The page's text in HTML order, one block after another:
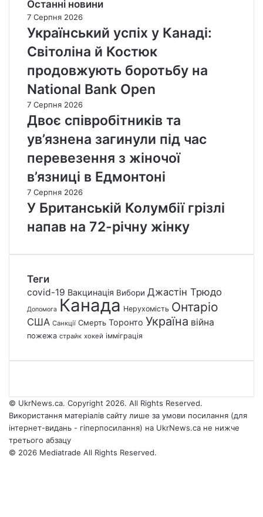
Останні новини
7 Серпня 2026
Український успіх у Канаді:
Світоліна й Костюк
продовжують боротьбу на
National Bank Open
7 Серпня 2026
Двоє співробітників та
ув’язнена загинули під час
перевезення з жіночої
в’язниці в Едмонтоні
7 Серпня 2026
У Британській Колумбії грізлі
напав на 72-річну жінку
Теги
covid-19 Вакцинація Вибори Джастін Трюдо
Допомога Канада Нерухомість Онтаріо
США Санкції Смерть Торонто Україна війна
пожежа страйк хокей імміграція
© UkrNews.ca. Copyright 2026. All Rights Reserved.
Використання матеріалів сайту лише за умови посилання (для
інтернет-видань - гіперпосилання) на UkrNews.ca не нижче
третього абзацу
© 2026 Mediatrade All Rights Reserved.